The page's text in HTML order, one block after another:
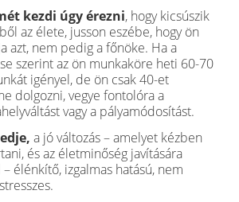
kezdi úgy érezni, hogy kicsúszik
az élete, jusson eszébe, hogy ön
azt, nem pedig a főnöke. Ha a
szerint az ön munkaköre heti 60-70
igényel, de ön csak 40-et
dolgozni, vegye fontolóra a
vagy a pályamódosítást.
a jó változás – amelyet kézben
és az életminőség javítására
– élénkítő, izgalmas hatású, nem